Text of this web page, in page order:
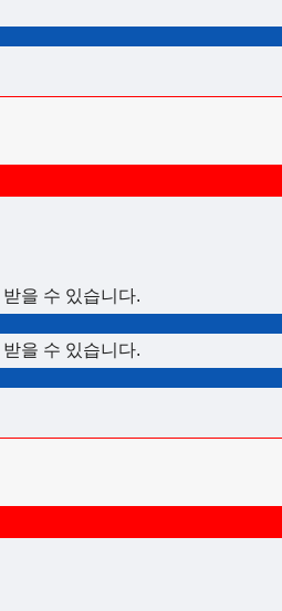
을 수 있습니다.
을 수 있습니다.